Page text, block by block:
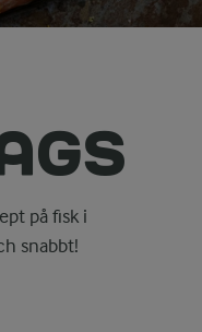
på fisk i
snabbt!